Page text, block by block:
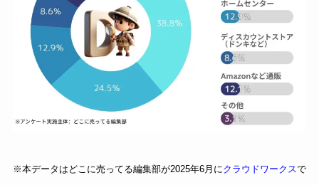
※本データはどこに売ってる編集部が2025年6月にクラウドワークスで